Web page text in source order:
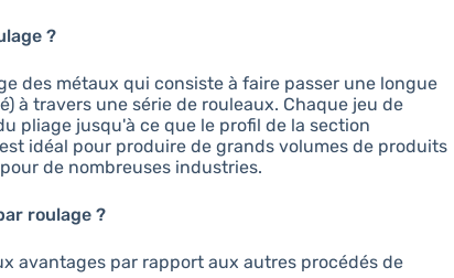
?
des métaux qui consiste à faire passer une longue
à travers une série de rouleaux. Chaque jeu de
pliage jusqu'à ce que le profil de la section
idéal pour produire de grands volumes de produits
de nombreuses industries.
roulage ?
avantages par rapport aux autres procédés de